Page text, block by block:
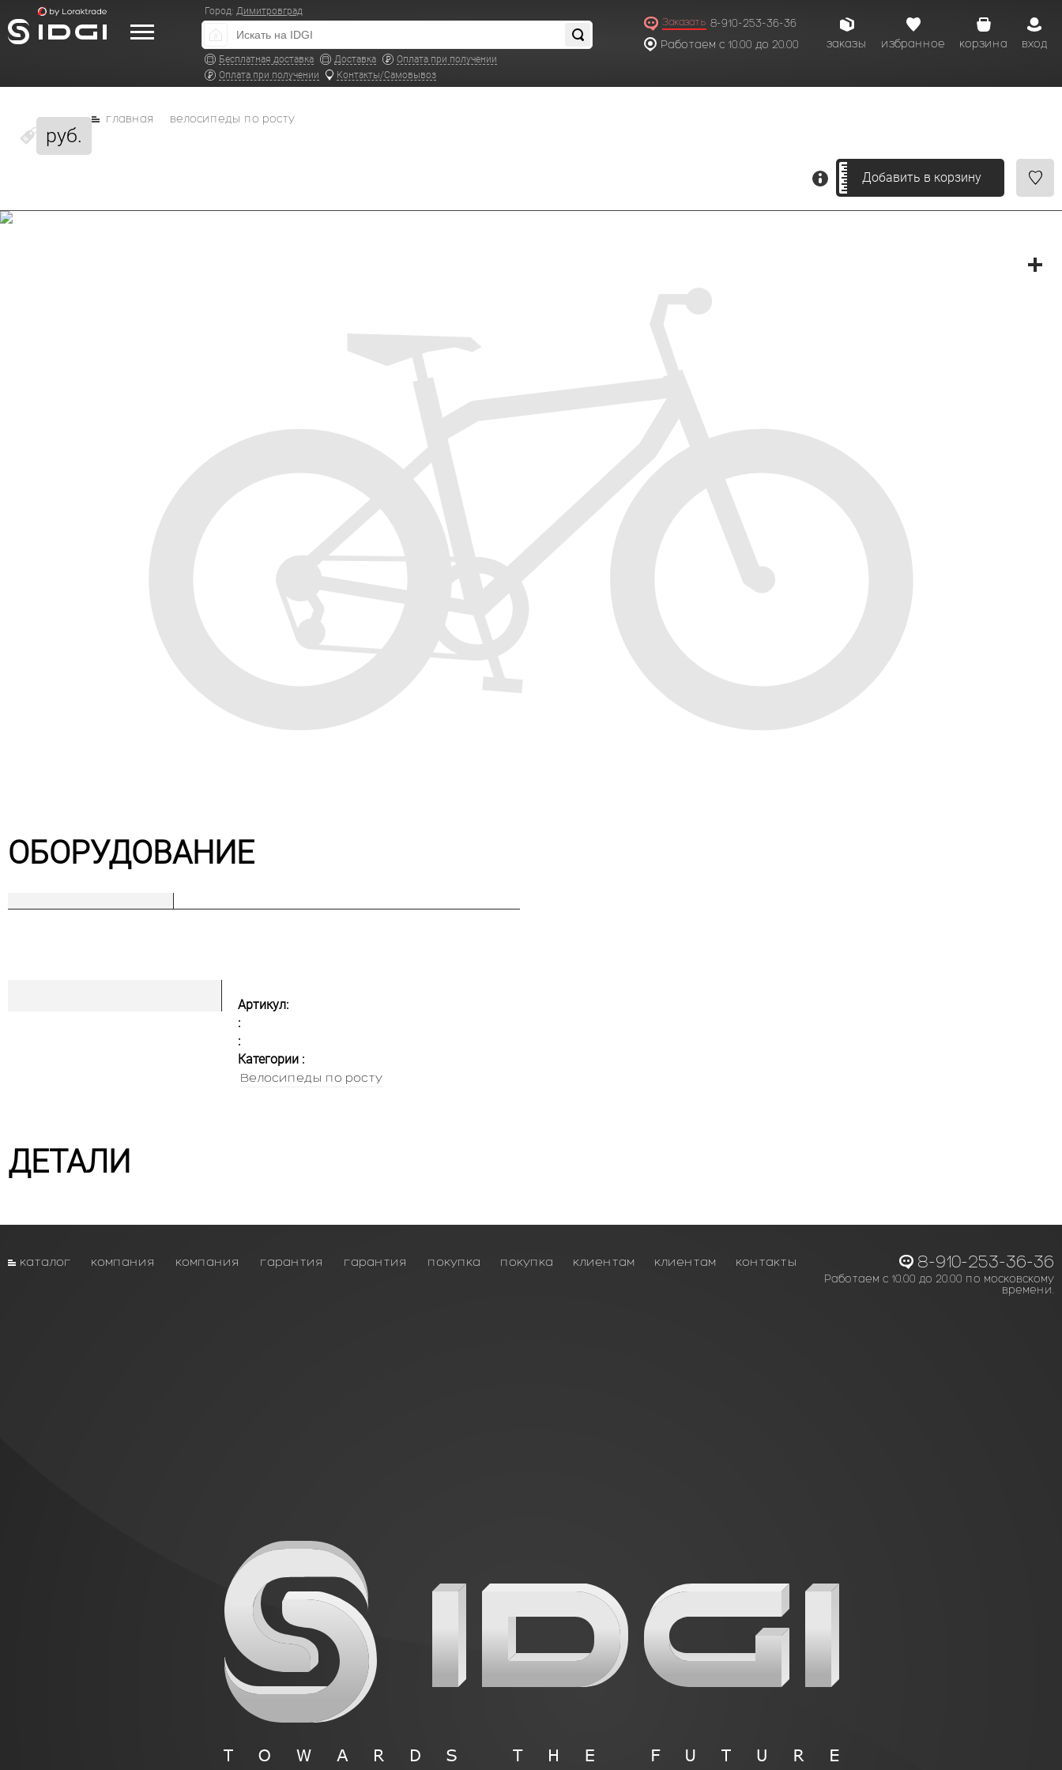
Город: Димитровград
Бесплатная доставка Доставка
Оплата при получении
Оплата при получении
Контакты/Самовывоз
Заказать 8-910-253-36-36
Работаем с 10.00 до 20.00
вход
корзина
избранное
заказы
руб.
главная велосипеды по росту
Добавить в корзину
ОБОРУДОВАНИЕ
Артикул:
:
:
Категории :
Велосипеды по росту
ДЕТАЛИ
каталог компания компания гарантия гарантия покупка покупка клиентам клиентам контакты 8-910-253-36-36
Работаем с 10.00 до 20.00 по московскому
времени.